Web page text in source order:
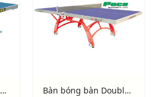
Bàn Bóng Bàn Double Fish Volant King Bàn bóng bàn Double Fish Xiangyun X1